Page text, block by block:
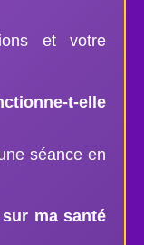
et votre
t-elle
séance en
ma santé